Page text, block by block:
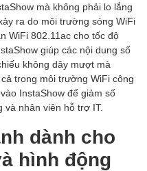
mà không phải lo lắng
ra do môi trường sóng WiFi
WiFi 802.11ac cho tốc độ
giúp các nội dung số
không dây mượt mà
trong môi trường WiFi công
InstaShow để giảm số
nhân viên hỗ trợ IT.
dành cho
hình động